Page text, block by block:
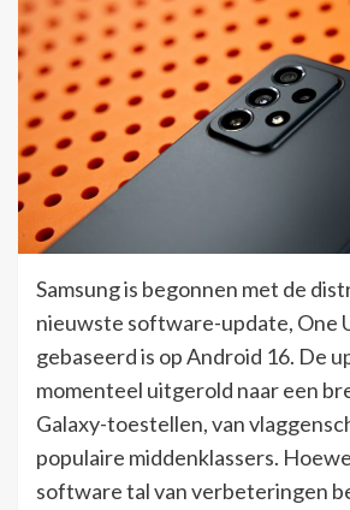
Samsung is begonnen met de
nieuwste software-update, One
gebaseerd is op Android 16. De
momenteel uitgerold naar een
Galaxy-toestellen, van
populaire middenklassers.
software tal van verbeteringen